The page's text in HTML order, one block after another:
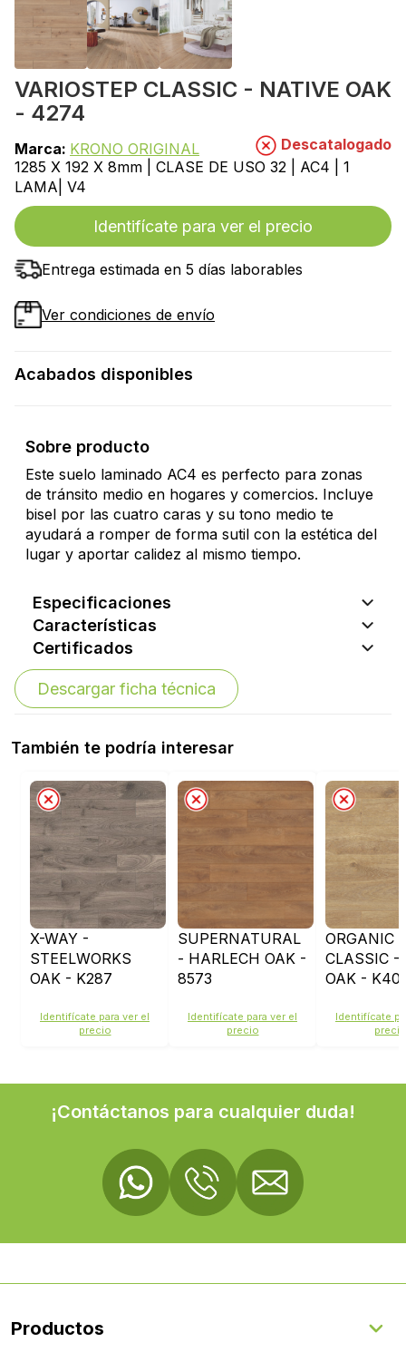
VARIOSTEP CLASSIC - NATIVE OAK
- 4274
Marca: KRONO ORIGINAL
Descatalogado
1285 X 192 X 8mm | CLASE DE USO 32 | AC4 | 1
LAMA| V4
Identifícate para ver el precio
Entrega estimada en 5 días laborables
Ver condiciones de envío
Acabados disponibles
Sobre producto
Este suelo laminado AC4 es perfecto para zonas
de tránsito medio en hogares y comercios. Incluye
bisel por las cuatro caras y su tono medio te
ayudará a romper de forma sutil con la estética del
lugar y aportar calidez al mismo tiempo.
Especificaciones
Características
Certificados
Descargar ficha técnica
También te podría interesar
X-WAY -
STEELWORKS
OAK - K287
Identifícate para ver el
precio
SUPERNATURAL
- HARLECH OAK -
8573
Identifícate para ver el
precio
ORGANIC
CLASSIC -
OAK -
Identifícate
precio
¡Contáctanos para cualquier duda!
Productos